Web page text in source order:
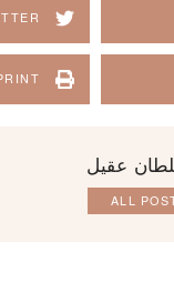
عقيل
ALL